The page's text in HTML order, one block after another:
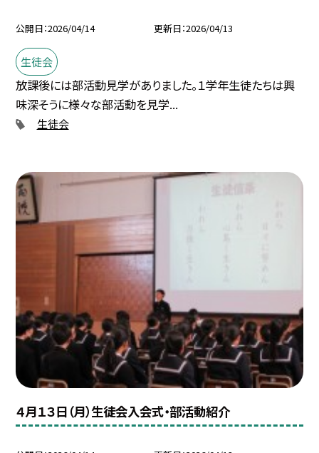
公開日 2026/04/14 更新日 2026/04/13
生徒会
放課後には部活動見学がありました。１学年生徒たちは興
味深そうに様々な部活動を見学...
生徒会
４月１３日（月）生徒会入会式・部活動紹介